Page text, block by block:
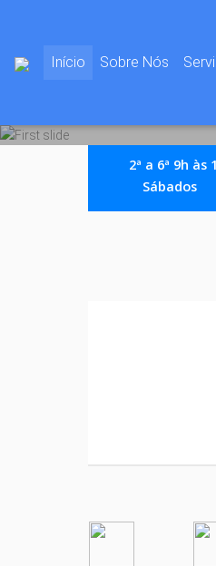
Início (current)
Sobre Nós
Previous
2ª a 6ª 9h às
Sábados